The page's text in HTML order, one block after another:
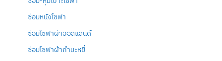
ซ่อมหนังโซฟา
ซ่อมโซฟาผ้าฮอลแลนด์
ซ่อมโซฟาผ้ากำมะหยี่